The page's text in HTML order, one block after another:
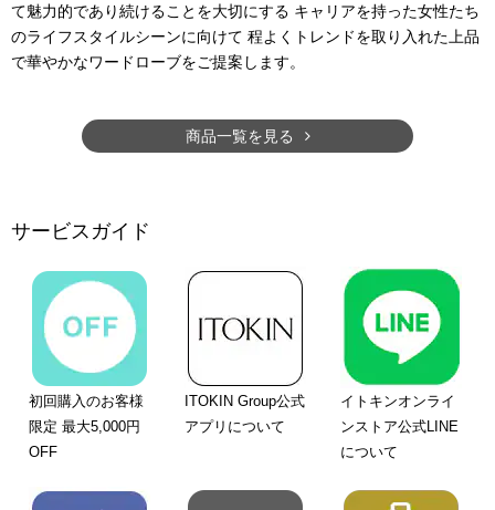
て魅力的であり続けることを大切にする キャリアを持った女性たち
のライフスタイルシーンに向けて 程よくトレンドを取り入れた上品
で華やかなワードローブをご提案します。
商品一覧を見る
サービスガイド
初回購入のお客様
限定 最大5,000円
OFF
ITOKIN Group公式
アプリについて
イトキンオンライ
ンストア公式LINE
について